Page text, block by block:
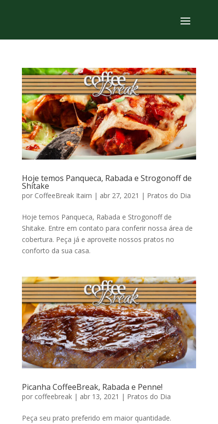
Hoje temos Panqueca, Rabada e Strogonoff de
Shitake
por CoffeeBreak Itaim | abr 27, 2021 | Pratos do Dia
Hoje temos Panqueca, Rabada e Strogonoff de
Shitake. Entre em contato para conferir nossa área de
cobertura. Peça já e aproveite nossos pratos no
conforto da sua casa.
Picanha CoffeeBreak, Rabada e Penne!
por coffeebreak| abr 13, 2021 | Pratos do Dia
Peça seu prato preferido em maior quantidade.